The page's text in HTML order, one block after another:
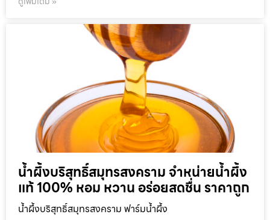
น้ำผึ้งบริสุทธิ์สมุทรสงคราม จำหน่ายน้ำผึ้ง
แท้ 100% หอม หวาน อร่อยสดชื่น ราคาถูก
น้ำผึ้งบริสุทธิ์สมุทรสงคราม ฟาร์มน้ำผึ้ง